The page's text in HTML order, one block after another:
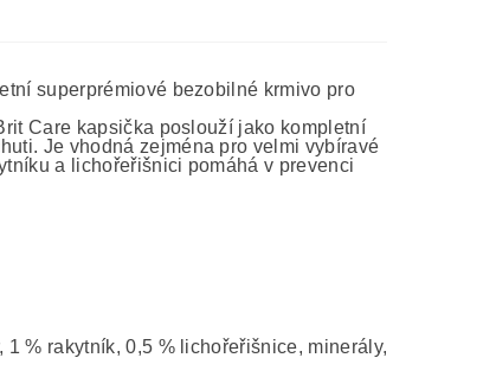
superprémiové bezobilné krmivo pro
Care kapsička poslouží jako kompletní
Je vhodná zejména pro velmi vybíravé
a lichořeřišnici pomáhá v prevenci
% rakytník, 0,5 % lichořeřišnice, minerály,